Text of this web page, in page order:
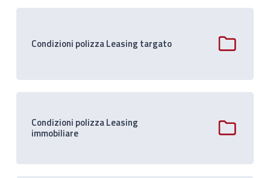
Condizioni polizza Leasing targato
Condizioni polizza Leasing
immobiliare